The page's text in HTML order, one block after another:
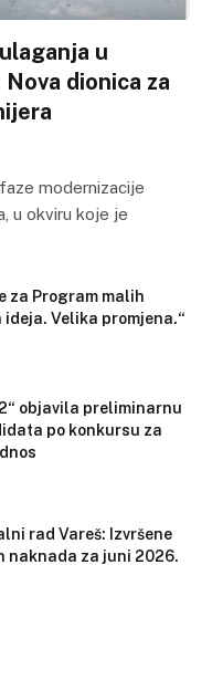
u
dionica za
modernizacije
u okviru koje je
za Program malih
Velika promjena.“
objavila preliminarnu
po konkursu za
rad Vareš: Izvršene
naknada za juni 2026.